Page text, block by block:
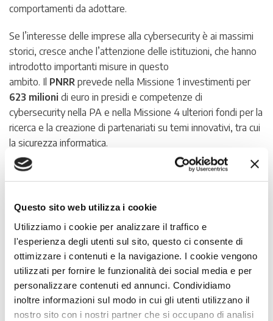
Questo sito web utilizza i cookie
Utilizziamo i cookie per analizzare il traffico e
l'esperienza degli utenti sul sito, questo ci consente di
ottimizzare i contenuti e la navigazione. I cookie vengono
utilizzati per fornire le funzionalità dei social media e per
personalizzare contenuti ed annunci. Condividiamo
inoltre informazioni sul modo in cui gli utenti utilizzano il
nostro sito con i nostri partner che si occupano di analisi
comportamenti da adottare.
Se l’interesse delle imprese alla cybersecurity è ai massimi
storici, cresce anche l’attenzione delle istituzioni, che hanno
introdotto importanti misure in questo
ambito. Il PNRR prevede nella Missione 1 investimenti per
623 milioni di euro in presidi e competenze di
cybersecurity nella PA e nella Missione 4 ulteriori fondi per la
ricerca e la creazione di partenariati su temi innovativi, tra cui
la sicurezza informatica.
È stata introdotta l’
Agenzia per la Cybersicurezza
Nazionale (ACN), verso cui le imprese si dimostrano aperte
con l’Agenzia, più di metà (53%) è in attesa di linee guida e
indicazioni, un ulteriore 22% vuole approfondire meglio il
ruolo dell’organismo nell’ottica di individuare opportunità
future.
L’organizzazione della